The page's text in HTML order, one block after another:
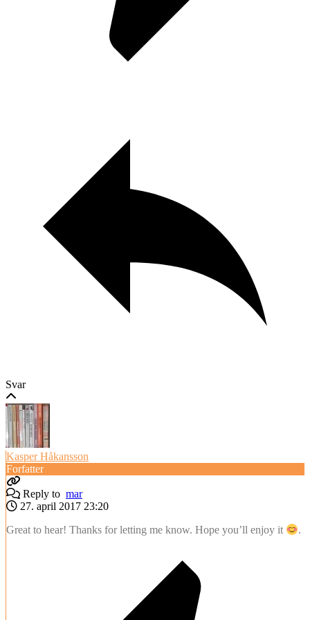
Svar
Kasper Håkansson
Forfatter
Reply to mar
27. april 2017 23:20
Great to hear! Thanks for letting me know. Hope you’ll enjoy it .